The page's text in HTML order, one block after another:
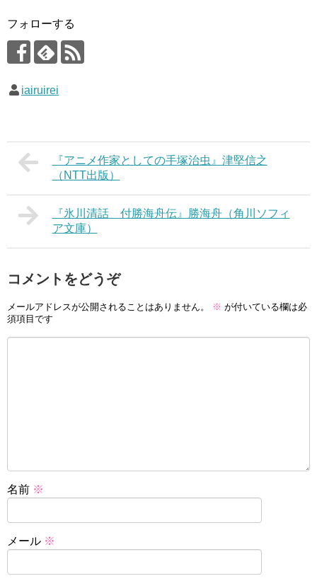
フォローする
iairuirei
『アニメ作家としての手塚治虫』津堅信之
（NTT出版）
『氷川清話 付勝海舟伝』勝海舟（角川ソフィ
ア文庫）
コメントをどうぞ
メールアドレスが公開されることはありません。 ※ が付いている欄は必
須項目です
名前 ※
メール ※